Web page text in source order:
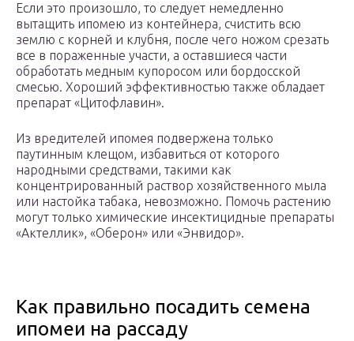
Если это произошло, то следует немедленно
вытащить ипомею из контейнера, счистить всю
землю с корней и клубня, после чего ножом срезать
все в пораженные участи, а оставшиеся части
обработать медным купоросом или бордосской
смесью. Хороший эффективностью также обладает
препарат «Цитофлавин».
Из вредителей ипомея подвержена только
паутинным клещом, избавиться от которого
народными средствами, такими как
концентрированный раствор хозяйственного мыла
или настойка табака, невозможно. Помочь растению
могут только химические инсектицидные препараты
«Актеллик», «Оберон» или «Энвидор».
Как правильно посадить семена
ипомеи на рассаду